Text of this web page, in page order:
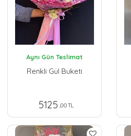
Aynı Gün Teslimat
Renkli Gül Buketi
5125 ,00 TL